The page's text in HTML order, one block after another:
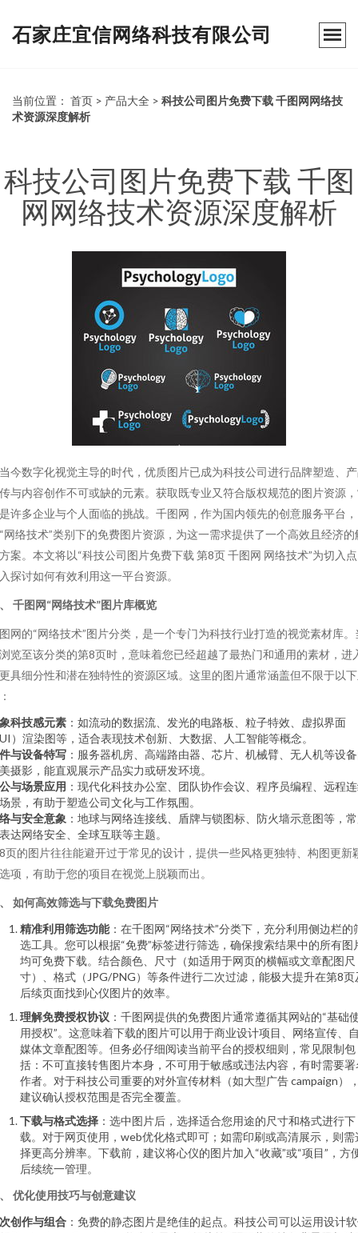
石家庄宜信网络科技有限公司
当前位置： 首页 > 产品大全 > 科技公司图片免费下载 千图网网络技
术资源深度解析
科技公司图片免费下载 千图
网网络技术资源深度解析
今数字化视觉主导的时代，优质图片已成为科技公司进行品牌塑造、
与内容创作不可或缺的元素。获取既专业又符合版权规范的图片资源
许多企业与个人面临的挑战。千图网，作为国内领先的创意服务平台，
网络技术”类别下的免费图片资源，为这一需求提供了一个高效且经济的
案。本文将以“科技公司图片免费下载 第8页 千图网 网络技术”为切入
探讨如何有效利用这一平台资源。
千图网“网络技术”图片库概览
网的“网络技术”图片分类，是一个专门为科技行业打造的视觉素材库。
览至该分类的第8页时，意味着您已经超越了最热门和通用的素材，进
具细分性和潜在独特性的资源区域。这里的图片通常涵盖但不限于以
科技感元素 ：如流动的数据流、发光的电路板、粒子特效、虚拟界面
）渲染图等，适合表现技术创新、大数据、人工智能等概念。
与设备特写 ：服务器机房、高端路由器、芯片、机械臂、无人机等设
摄影，能直观展示产品实力或研发环境。
与场景应用 ：现代化科技办公室、团队协作会议、程序员编程、远程
景，有助于塑造公司文化与工作氛围。
与安全意象 ：地球与网络连接线、盾牌与锁图标、防火墙示意图等，
达网络安全、全球互联等主题。
页的图片往往能避开过于常见的设计，提供一些风格更独特、构图更新
项，有助于您的项目在视觉上脱颖而出。
如何高效筛选与下载免费图片
精准利用筛选功能：在千图网“网络技术”分类下，充分利用侧边栏的
选工具。您可以根据“免费”标签进行筛选，确保搜索结果中的所有图
均可免费下载。结合颜色、尺寸（如适用于网页的横幅或文章配图尺
寸）、格式（JPG/PNG）等条件进行二次过滤，能极大提升在第8页
后续页面找到心仪图片的效率。
理解免费授权协议 ：千图网提供的免费图片通常遵循其网站的“基础
用授权”。这意味着下载的图片可以用于商业设计项目、网络宣传、
媒体文章配图等。但务必仔细阅读当前平台的授权细则，常见限制包
括：不可直接转售图片本身，不可用于敏感或违法内容，有时需要署
作者。对于科技公司重要的对外宣传材料（如大型广告 campaign）
建议确认授权范围是否完全覆盖。
下载与格式选择 ：选中图片后，选择适合您用途的尺寸和格式进行下
载。对于网页使用，web优化格式即可；如需印刷或高清展示，则需
择更高分辨率。下载前，建议将心仪的图片加入“收藏”或“项目”，方
后续统一管理。
优化使用技巧与创意建议
创作与组合 ：免费的静态图片是绝佳的起点。科技公司可以运用设计